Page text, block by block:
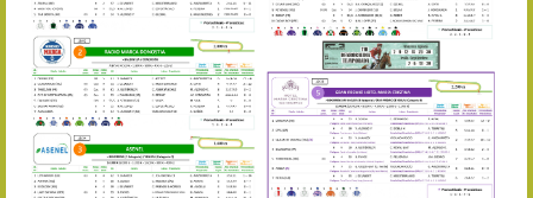
25/07 11:30 Uztailaren 25a / 25 de
02/08 17:30 Abuztuaren 2a / 2 de
09/08 17:30 Abuztuaren 9a / 9 de
12/08 12:08 Abuztaren 12a / 12 de